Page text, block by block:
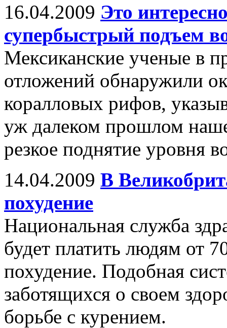
16.04.2009 Это
супербыстрый подъем
Мексиканские ученые в
отложений обнаружили
коралловых рифов,
уж далеком прошлом
резкое поднятие уровня
14.04.2009 В
похудение
Национальная служба
будет платить людям от
похудение. Подобная
заботящихся о своем
борьбе с курением.